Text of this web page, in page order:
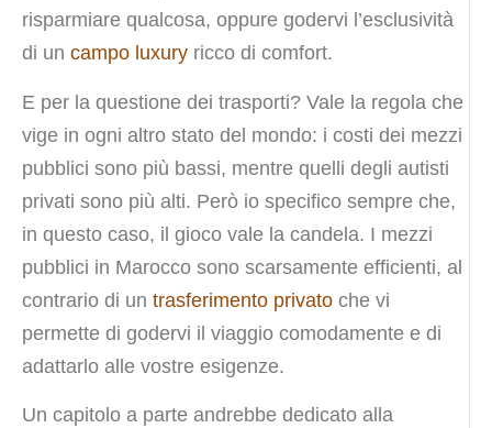
risparmiare qualcosa, oppure godervi l’esclusività
di un campo luxury ricco di comfort.
E per la questione dei trasporti? Vale la regola che
vige in ogni altro stato del mondo: i costi dei mezzi
pubblici sono più bassi, mentre quelli degli autisti
privati sono più alti. Però io specifico sempre che,
in questo caso, il gioco vale la candela. I mezzi
pubblici in Marocco sono scarsamente efficienti, al
contrario di un trasferimento privato che vi
permette di godervi il viaggio comodamente e di
adattarlo alle vostre esigenze.
Un capitolo a parte andrebbe dedicato alla